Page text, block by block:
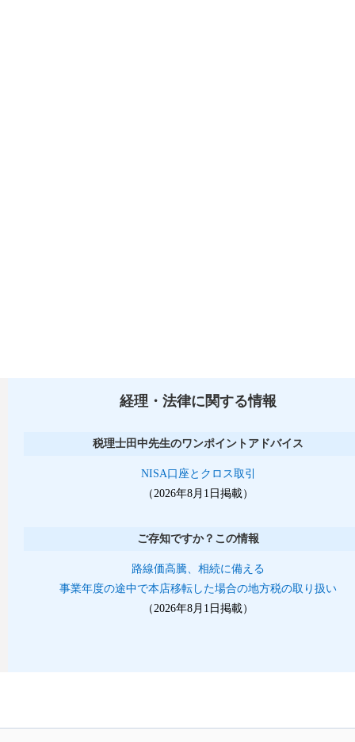
経理・法律に関する情報
税理士田中先生のワンポイントアドバイス
NISA口座とクロス取引
（2026年8月1日掲載）
ご存知ですか？この情報
路線価高騰、相続に備える
事業年度の途中で本店移転した場合の地方税の取り扱い
（2026年8月1日掲載）